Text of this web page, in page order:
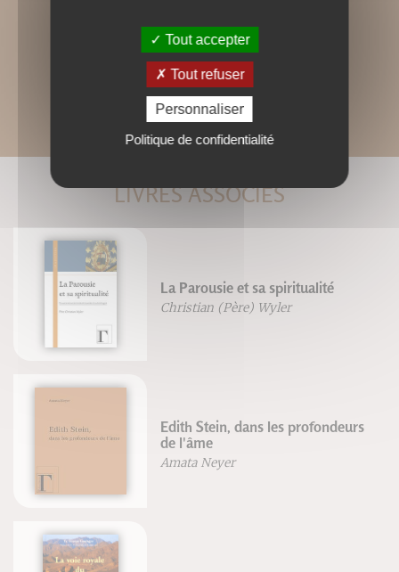
LIVRES ASSOCIÉS
La Parousie et sa spiritualité
Christian (Père) Wyler
Edith Stein, dans les profondeurs
de l'âme
Amata Neyer
Tout accepter
Tout refuser
Personnaliser
Politique de confidentialité